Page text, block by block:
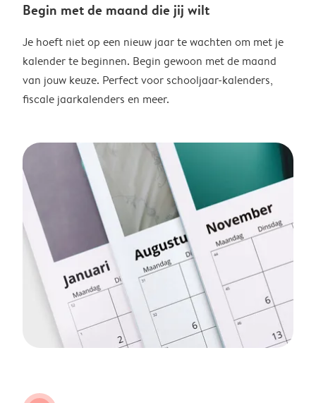
Begin met de maand die jij wilt
Je hoeft niet op een nieuw jaar te wachten om met je
kalender te beginnen. Begin gewoon met de maand
van jouw keuze. Perfect voor schooljaar-kalenders,
fiscale jaarkalenders en meer.